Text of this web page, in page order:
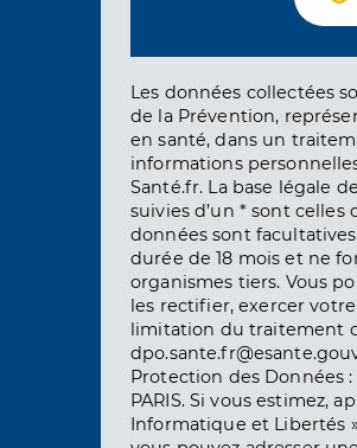
Les données collectées
de la Prévention,
en santé, dans un
informations
Santé.fr. La base légale
suivies d’un * sont
données sont
durée de 18 mois et ne
organismes tiers. Vous
les rectifier, exercer
limitation du traitement
Protection des Données :
PARIS. Si vous estimez,
Informatique et Libertés